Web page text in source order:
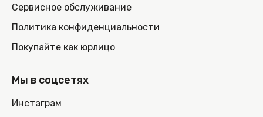
Сервисное обслуживание
Политика конфиденциальности
Покупайте как юрлицо
Мы в соцсетях
Инстаграм